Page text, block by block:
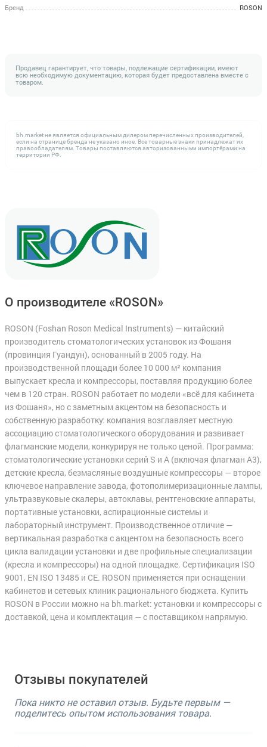
Бренд ROSON
Продавец гарантирует, что товары, подлежащие сертификации, имеют
всю необходимую документацию, которая будет предоставлена вместе с
товаром.
bh.market не является официальным дилером перечисленных производителей,
если на странице бренда не указано иное. Все товарные знаки принадлежат их
правообладателям. Товары поставляются авторизованными импортёрами на
территории РФ.
О производителе «ROSON»
ROSON (Foshan Roson Medical Instruments) — китайский
производитель стоматологических установок из Фошаня
(провинция Гуандун), основанный в 2005 году. На
производственной площади более 10 000 м² компания
выпускает кресла и компрессоры, поставляя продукцию более
чем в 120 стран. ROSON работает по модели «всё для кабинета
из Фошаня», но с заметным акцентом на безопасность и
собственную разработку: компания возглавляет местную
ассоциацию стоматологического оборудования и развивает
флагманские модели, конкурируя не только ценой. Программа:
стоматологические установки серий S и A (включая флагман A3),
детские кресла, безмасляные воздушные компрессоры — второе
ключевое направление завода, фотополимеризационные лампы,
ультразвуковые скалеры, автоклавы, рентгеновские аппараты,
портативные установки, аспирационные системы и
лабораторный инструмент. Производственное отличие —
вертикальная разработка с акцентом на безопасность всего
цикла валидации установки и две профильные специализации
(кресла и компрессоры) на одной площадке. Сертификация ISO
9001, EN ISO 13485 и CE. ROSON применяется при оснащении
кабинетов и сетевых клиник рационального бюджета. Купить
ROSON в России можно на bh.market: установки и компрессоры с
доставкой, цена и комплектация — с поставщиком напрямую.
Отзывы покупателей
Пока никто не оставил отзыв. Будьте первым —
поделитесь опытом использования товара.